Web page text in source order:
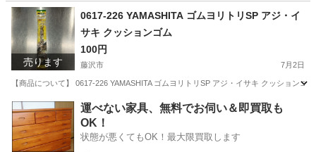
神奈川 藤沢市
売ります
0617-226 YAMASHITA ゴムヨリトリSP アジ・イ
サキ クッションゴム
100円
藤沢市 7月2日
【商品について】 0617-226 YAMASHITA ゴムヨリトリSP アジ・イサキ クッション
神奈川 藤沢市 その他 イサキ
運べない家具、無料でお伺い＆即買取も
OK！
状態が悪くてもOK！最大限買取します